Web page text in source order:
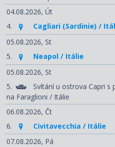
04.08.2026, Út
4.
Cagliari (Sardinie) /
05.08.2026, St
5.
Neapol / Itálie
05.08.2026, St
5.
Svítání u ostrova Capri s
na Faraglioni / Itálie
06.08.2026, Čt
6.
Civitavecchia / Itálie
07.08.2026, Pá